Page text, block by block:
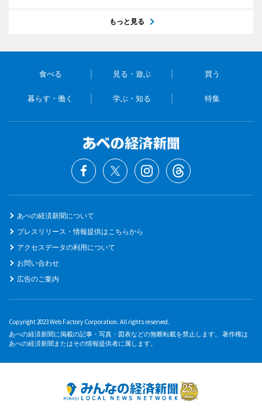
もっと見る
食べる 見る・遊ぶ 買う
暮らす・働く 学ぶ・知る 特集
あべの経済新聞について
プレスリリース・情報提供はこちらから
アクセスデータの利用について
お問い合わせ
広告のご案内
Copyright 2023 Web Factory Corporation. All rights reserved.
あべの経済新聞に掲載の記事・写真・図表などの無断転載を禁止します。 著作権は
あべの経済新聞またはその情報提供者に属します。